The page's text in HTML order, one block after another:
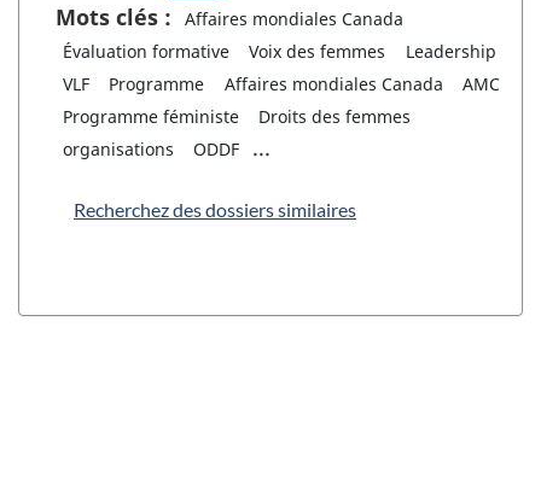
Mots clés :
Affaires mondiales Canada
Évaluation formative
Voix des femmes
Leadership
VLF
Programme Affaires mondiales Canada
AMC
Programme féministe
Droits des femmes
organisations
ODDF ...
Recherchez des dossiers similaires